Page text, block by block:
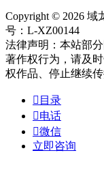
Copyright © 2026
号：L-XZ00144
法律声明：本站部
著作权行为，请及
权作品、停止继续传
 目录
电话
微信
立即咨询